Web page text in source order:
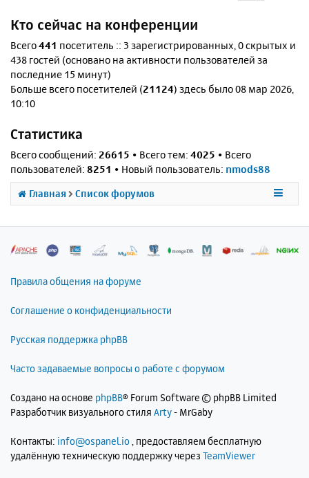
Кто сейчас на конференции
Всего441 посетитель :: 3 зарегистрированных, 0 скрытых и
438 гостей (основано на активности пользователей за
последние 15 минут)
Больше всего посетителей (21124) здесь было 08 мар 2026,
10:10
Статистика
Всего сообщений: 26615 • Всего тем: 4025 • Всего
пользователей: 8251 • Новый пользователь: nmods88
Главная Список форумов
Правила общения на форуме
Соглашение о конфиденциальности
Русская поддержка phpBB
Часто задаваемые вопросы о работе с форумом
Создано на основе phpBB® Forum Software © phpBB Limited
Разработчик визуального стиля Arty- MrGaby
Контакты: info@ospanel.io , предоставляем бесплатную
удалённую техническую поддержку через TeamViewer